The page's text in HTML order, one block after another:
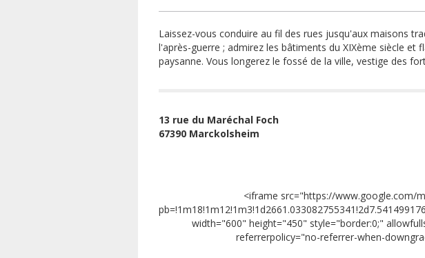
Laissez-vous conduire au fil des rues jusqu'aux maisons
l'après-guerre ; admirez les bâtiments du XIXème siècle et
paysanne. Vous longerez le fossé de la ville, vestige des
13 rue du Maréchal Foch
67390 Marckolsheim
<iframe src="https://www.google.com/
width="600" height="450" style="border:0;"
referrerpolicy="no-referrer-when-